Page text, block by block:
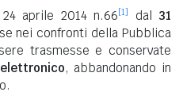
aprile 2014 n.66[1] dal 31
nei confronti della Pubblica
trasmesse e conservate
, abbandonando in